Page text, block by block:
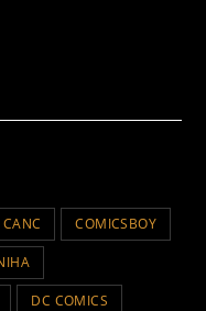
CANC COMICSBOY
DC COMICS